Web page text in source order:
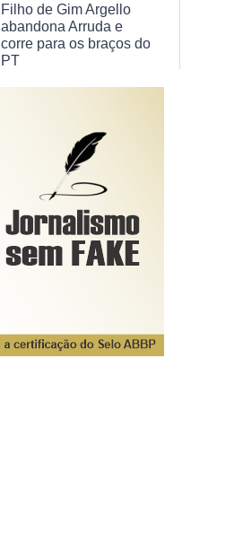
Filho de Gim Argello
abandona Arruda e
corre para os braços do
PT